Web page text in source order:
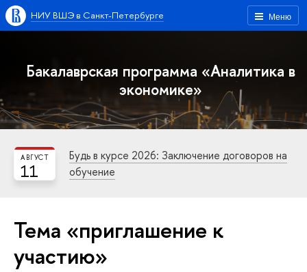
Меню
НИУ ВШЭ в Санкт-Петербурге
Бакалаврская программа «Аналитика в
экономике»
11
АВГУСТ
Будь в курсе 2026: Заключение договоров на
обучение
Тема «приглашение к
участию»